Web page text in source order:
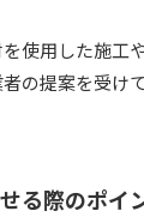
使用した施工
の提案を受け
る際のポイ